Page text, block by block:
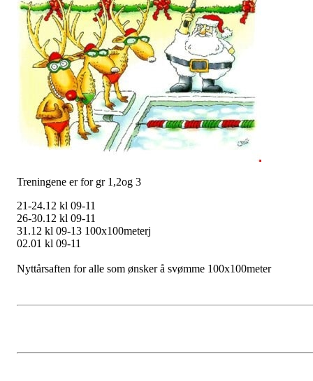
Treningene er for gr 1,2og 3
21-24.12 kl 09-11
26-30.12 kl 09-11
31.12 kl 09-13 100x100meterj
02.01 kl 09-11
Nyttårsaften for alle som ønsker å svømme 100x100meter